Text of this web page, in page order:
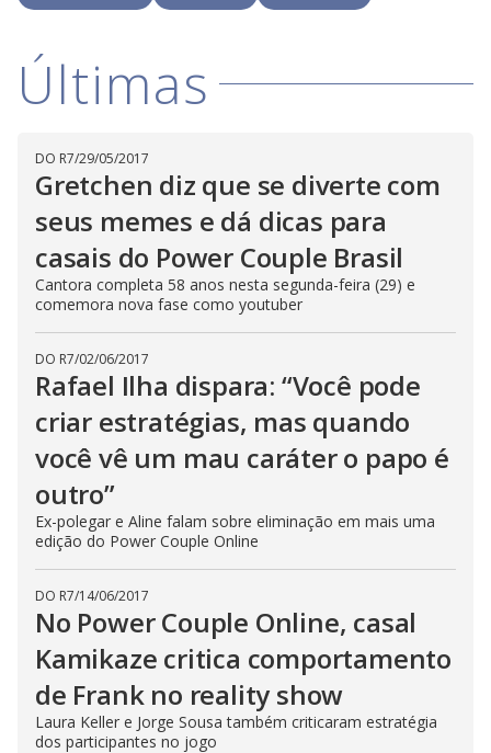
Últimas
DO R7/29/05/2017
Gretchen diz que se diverte com
seus memes e dá dicas para
casais do Power Couple Brasil
Cantora completa 58 anos nesta segunda-feira (29) e
comemora nova fase como youtuber
DO R7/02/06/2017
Rafael Ilha dispara: “Você pode
criar estratégias, mas quando
você vê um mau caráter o papo é
outro”
Ex-polegar e Aline falam sobre eliminação em mais uma
edição do Power Couple Online
DO R7/14/06/2017
No Power Couple Online, casal
Kamikaze critica comportamento
de Frank no reality show
Laura Keller e Jorge Sousa também criticaram estratégia
dos participantes no jogo